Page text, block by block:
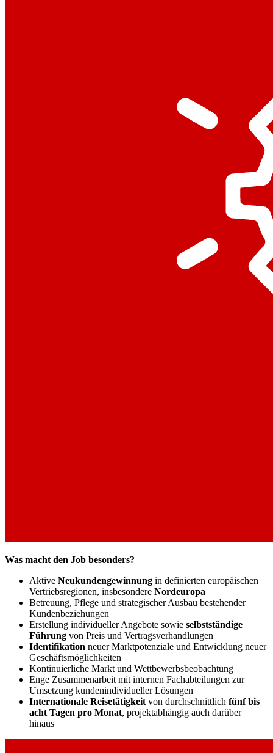
Was macht den Job besonders?
Aktive Neukundengewinnung in definierten europäischen
Vertriebsregionen, insbesondere Nordeuropa
Betreuung, Pflege und strategischer Ausbau bestehender
Kundenbeziehungen
Erstellung individueller Angebote sowie selbstständige
Führung von Preis und Vertragsverhandlungen
Identifikation neuer Marktpotenziale und Entwicklung neuer
Geschäftsmöglichkeiten
Kontinuierliche Markt und Wettbewerbsbeobachtung
Enge Zusammenarbeit mit internen Fachabteilungen zur
Umsetzung kundenindividueller Lösungen
Internationale Reisetätigkeit von durchschnittlich fünf bis
acht Tagen pro Monat, projektabhängig auch darüber
hinaus